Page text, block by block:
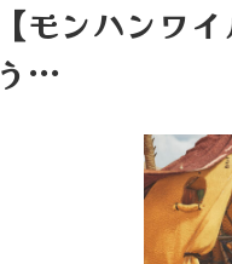
【モンハンワ
う…